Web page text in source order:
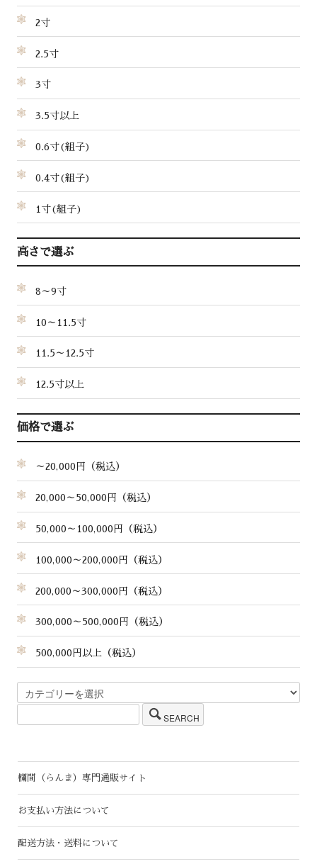
2寸
2.5寸
3寸
3.5寸以上
0.6寸(組子)
0.4寸(組子)
1寸(組子)
高さで選ぶ
8～9寸
10～11.5寸
11.5～12.5寸
12.5寸以上
価格で選ぶ
～20,000円（税込）
20,000～50,000円（税込）
50,000～100,000円（税込）
100,000～200,000円（税込）
200,000～300,000円（税込）
300,000～500,000円（税込）
500,000円以上（税込）
SEARCH
欄間（らんま）専門通販サイト
お支払い方法について
配送方法・送料について